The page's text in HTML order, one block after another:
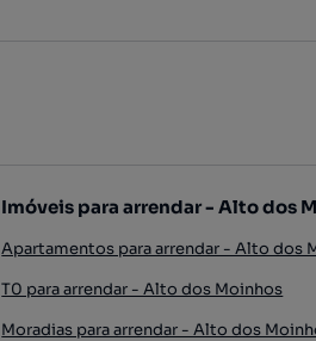
Imóveis para arrendar - Alto dos
Apartamentos para arrendar - Alto dos
T0 para arrendar - Alto dos Moinhos
Moradias para arrendar - Alto dos